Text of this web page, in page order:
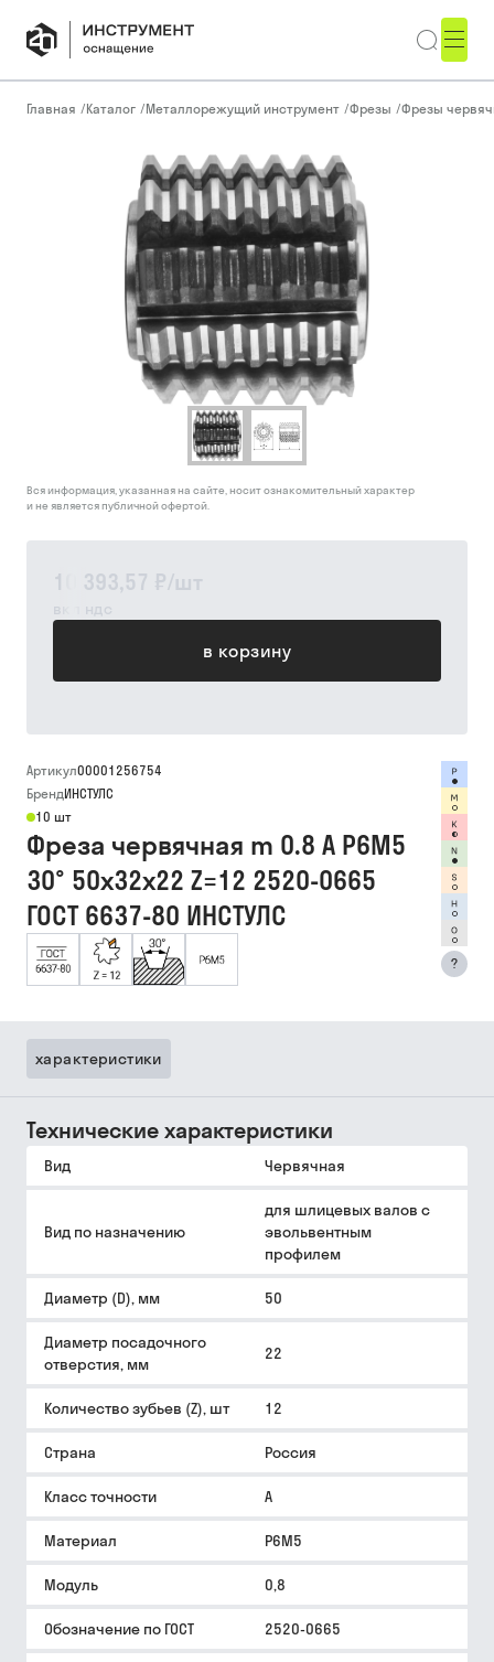
Главная /Каталог /Металлорежущий инструмент /Фрезы /Фрезы
10 393,57 ₽/шт
вкл ндс
в корзину
Вся информация, указанная на сайте, носит ознакомительный характер
и не является публичной офертой.
Артикул00001256754
БрендИНСТУЛС
10 шт
Фреза червячная m 0.8 А Р6М5
30° 50х32х22 Z=12 2520-0665
ГОСТ 6637-80 ИНСТУЛС
?
характеристики
Технические характеристики
Вид Червячная
Вид по назначению
для шлицевых валов с
эвольвентным
профилем
Диаметр (D), мм 50
Диаметр посадочного
отверстия, мм
22
Количество зубьев (Z), шт 12
Страна Россия
Класс точности A
Материал Р6М5
Модуль 0,8
Обозначение по ГОСТ 2520-0665